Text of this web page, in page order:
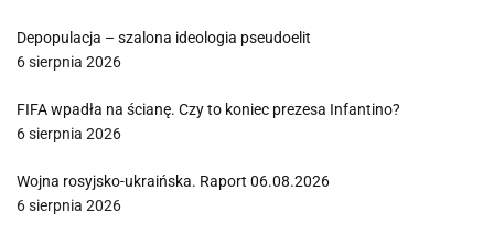
Depopulacja – szalona ideologia pseudoelit
6 sierpnia 2026
FIFA wpadła na ścianę. Czy to koniec prezesa Infantino?
6 sierpnia 2026
Wojna rosyjsko-ukraińska. Raport 06.08.2026
6 sierpnia 2026